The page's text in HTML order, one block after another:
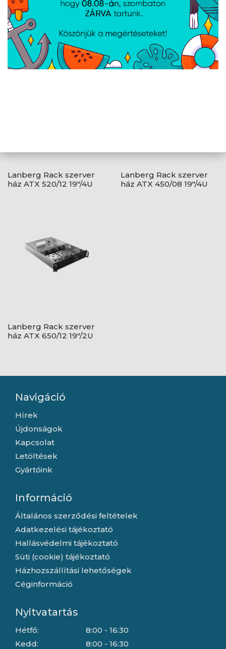
AJÁNLATUNKBÓL
Lanberg Rack szerver
ház ATX 520/12 19"/4U
Lanberg Rack szerver
ház ATX 450/08 19"/4U
Lanberg Rack szerver
ház ATX 650/12 19"/2U
Navigáció
Hírek
Újdonságok
Kapcsolat
Letöltések
Gyártóink
Információ
Általános szerződési feltételek
Adatkezelési tájékoztató
Hallásvédelmi tájékoztató
Süti (cookie) tájékoztató
Házhozszállítási lehetőségek
Céginformáció
Nyitvatartás
Hétfő:
Kedd:
8:00 - 16:30
8:00 - 16:30